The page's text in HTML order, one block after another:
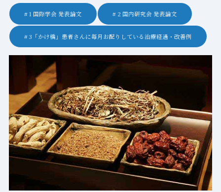
1 国際学会 発表論文 2 国内研究会 発表論文
3「かけ橋」患者さんに毎月お配りしている治療経過・改善例